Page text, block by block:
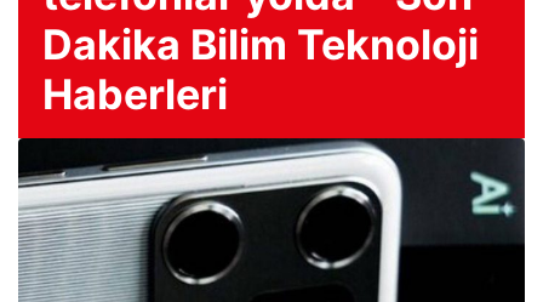
Dakika Bilim Teknoloji
Haberleri